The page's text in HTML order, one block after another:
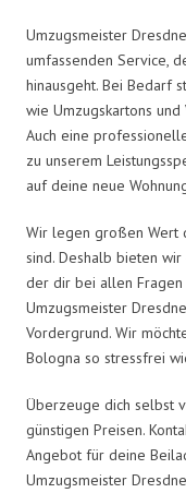
Umzugsmeister
umfassenden Service,
hinausgeht. Bei Bedarf
wie Umzugskartons
Auch eine
zu unserem
auf deine neue
Wir legen großen Wert
sind. Deshalb bieten
der dir bei allen Fragen
Umzugsmeister
Vordergrund. Wir
Bologna so stressfrei
Überzeuge dich selbst
günstigen Preisen.
Angebot für deine
Umzugsmeister